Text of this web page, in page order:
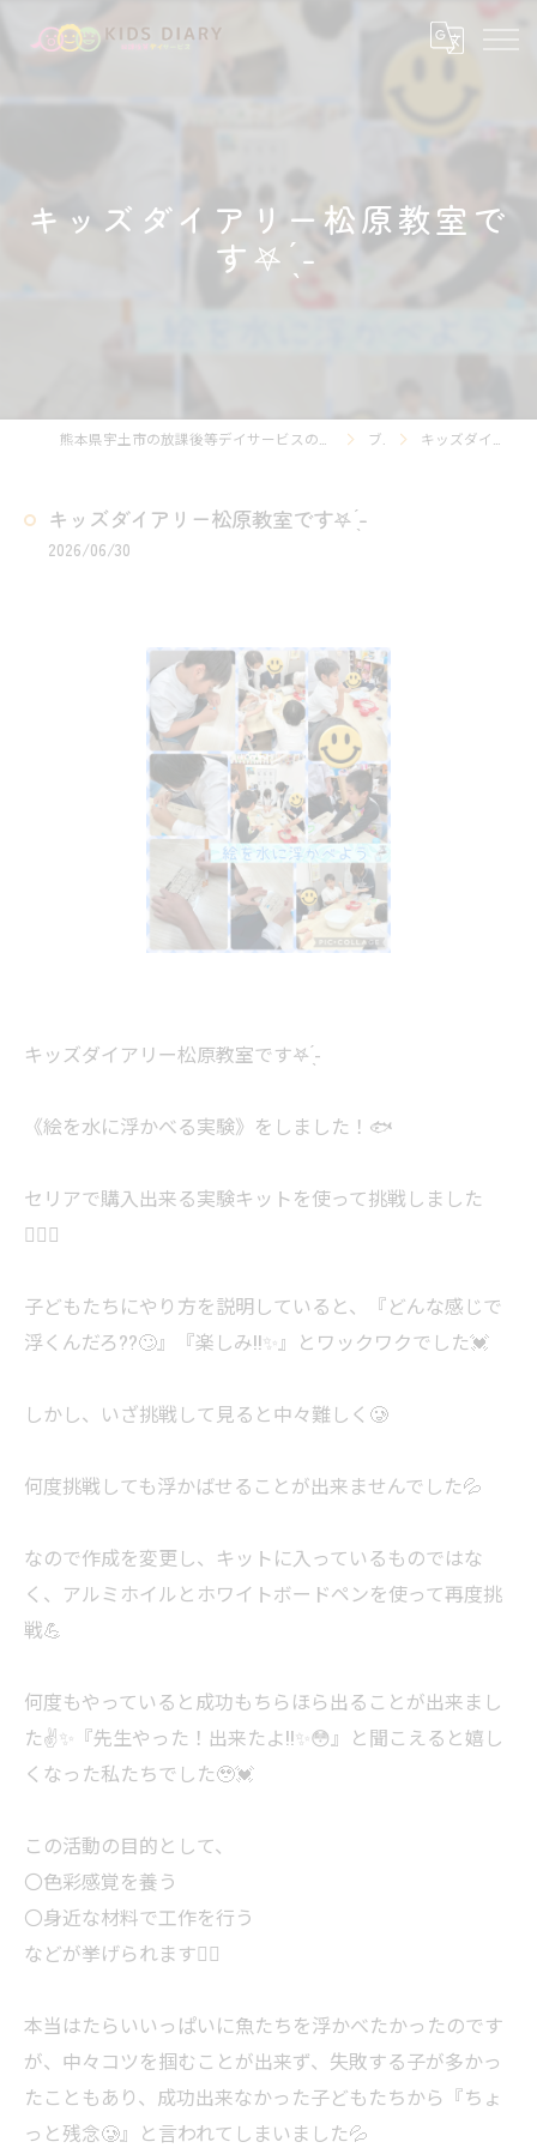
キッズダイアリー松原教室で
す‎𖤐 ̖́-‬
ブログ キッズダイアリー松原教室です‎𖤐 ̖́-‬
キッズダイアリー松原教室です‎𖤐 ̖́-‬
2026/06/30
キッズダイアリー松原教室です‎𖤐 ̖́-‬
《絵を水に浮かべる実験》をしました！🐟
セリアで購入出来る実験キットを使って挑戦しました
🙆‍♀️✨️
子どもたちにやり方を説明していると、『どんな感じで
浮くんだろ??🙄』『楽しみ!!✨️』とワックワクでした💓
しかし、いざ挑戦して見ると中々難しく🥲
何度挑戦しても浮かばせることが出来ませんでした💦
なので作成を変更し、キットに入っているものではな
く、アルミホイルとホワイトボードペンを使って再度挑
戦💪
何度もやっていると成功もちらほら出ることが出来まし
た✌️✨️『先生やった！出来たよ!!✨️😳』と聞こえると嬉し
くなった私たちでした🥹💓
この活動の目的として、
〇色彩感覚を養う
〇身近な材料で工作を行う
などが挙げられます🙋‍♀️
本当はたらいいっぱいに魚たちを浮かべたかったのです
が、中々コツを掴むことが出来ず、失敗する子が多かっ
たこともあり、成功出来なかった子どもたちから『ちょ
っと残念🥲』と言われてしまいました💦